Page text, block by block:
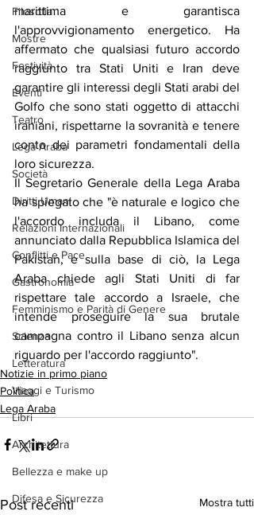
Filosofia
Mostre
Festività
Eventi
Teatro
Lega Araba
Società
Diritti Umani
Relazioni Internazionali
Conflitti e Pace
Gastronomia
Femminismo e Parità di Genere
Scienza
Letteratura
Viaggi e Turismo
Libri
Architettura
Bellezza e make up
Difesa e Sicurezza
marittima e garantisca
l'approvvigionamento energetico. Ha
affermato che qualsiasi futuro accordo
raggiunto tra Stati Uniti e Iran deve
garantire gli interessi degli Stati arabi del
Golfo che sono stati oggetto di attacchi
iraniani, rispettarne la sovranità e tenere
conto dei parametri fondamentali della
loro sicurezza.
Il Segretario Generale della Lega Araba
ha spiegato che "è naturale e logico che
l'accordo includa il Libano, come
annunciato dalla Repubblica Islamica del
Pakistan, e sulla base di ciò, la Lega
Araba chiede agli Stati Uniti di far
rispettare tale accordo a Israele, che
intende proseguire la sua brutale
campagna contro il Libano senza alcun
riguardo per l'accordo raggiunto".
Notizie in primo piano
Politica
Lega Araba
Post recenti Mostra tutti